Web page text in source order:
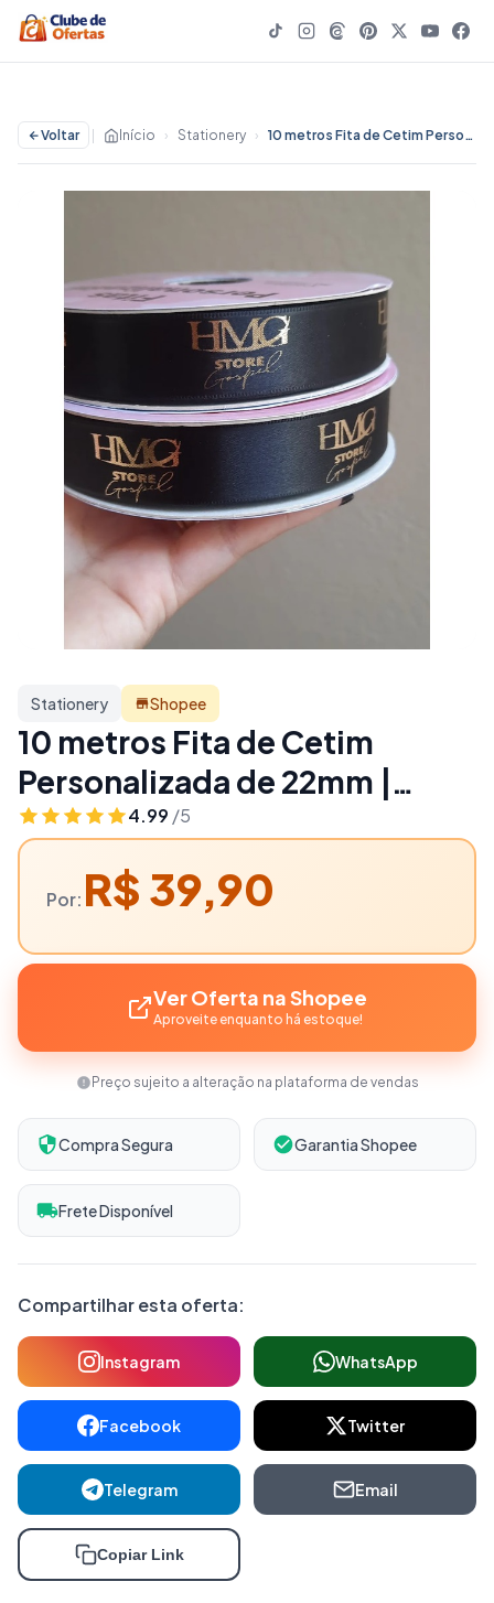
Voltar Início › Stationery › 10 metros Fita de Cetim Personalizada de 22mm | Stationery
Stationery Shopee
10 metros Fita de Cetim
Personalizada de 22mm |
Stationery
4.99 /5
Por: R$ 39,90
Ver Oferta na Shopee
Aproveite enquanto há estoque!
Preço sujeito a alteração na plataforma de vendas
Compra Segura Garantia Shopee
Frete Disponível
Compartilhar esta oferta:
Instagram WhatsApp
Facebook Twitter
Telegram Email
Copiar Link